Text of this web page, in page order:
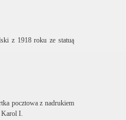
z 1918 roku ze statuą
pocztowa z nadrukiem
Karol I.